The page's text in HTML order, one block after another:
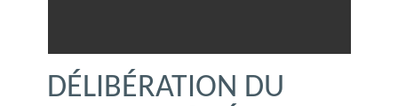
DÉLIBÉRATION DU